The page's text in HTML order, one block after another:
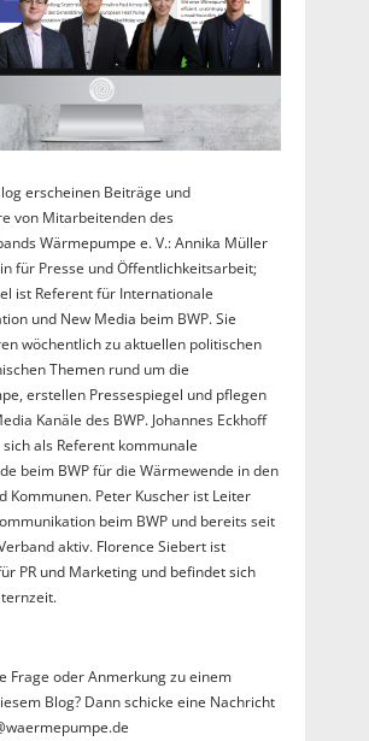
erscheinen Beiträge und
von Mitarbeitenden des
Wärmepumpe e. V.: Annika Müller
für Presse und Öffentlichkeitsarbeit;
ist Referent für Internationale
und New Media beim BWP. Sie
wöchentlich zu aktuellen politischen
Themen rund um die
erstellen Pressespiegel und pflegen
Kanäle des BWP. Johannes Eckhoff
als Referent kommunale
beim BWP für die Wärmewende in den
Kommunen. Peter Kuscher ist Leiter
beim BWP und bereits seit
aktiv. Florence Siebert ist
PR und Marketing und befindet sich
Frage oder Anmerkung zu einem
Blog? Dann schicke eine Nachricht